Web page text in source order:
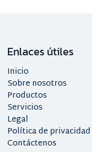
Enlaces útiles
Inicio
Sobre nosotros
Productos
Servicios
Legal
Política de privacidad
Contáctenos